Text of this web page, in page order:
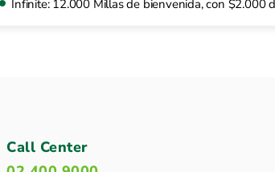
Infinite: 12.000 Millas de bienvenida, con $2.000
Call Center